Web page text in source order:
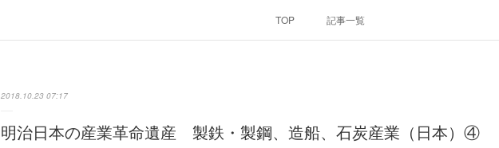
TOP 記事一覧
2018.10.23 07:17
明治日本の産業革命遺産 製鉄・製鋼、造船、石炭産業（日本）④